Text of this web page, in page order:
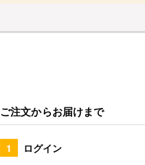
ご注文からお届けまで
1 ログイン